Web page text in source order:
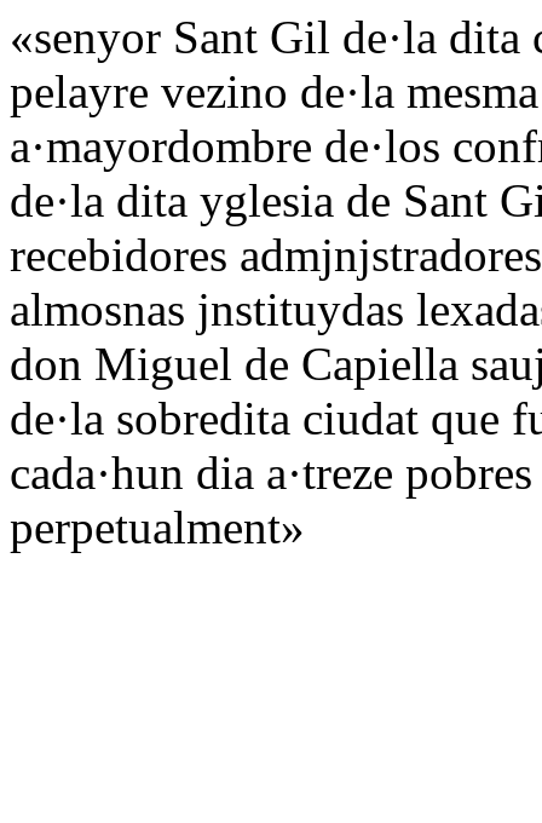
«senyor Sant Gil de·la dita
pelayre vezino de·la
a·mayordombre de·los
de·la dita yglesia de Sant
recebidores
almosnas jnstituydas
don Miguel de Capiella
de·la sobredita ciudat que
cada·hun dia a·treze
perpetualment»